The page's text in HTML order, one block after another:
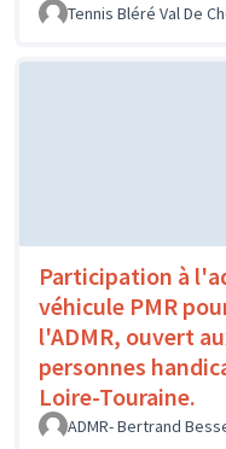
Tennis Bléré Val De
Participation à
véhicule PMR
l'ADMR, ouvert
personnes
Loire-Touraine.
ADMR- Bertrand